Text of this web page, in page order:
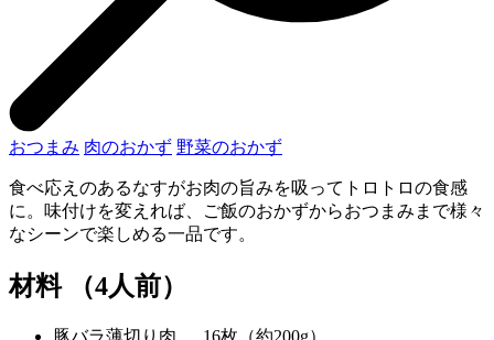
おつまみ 肉のおかず 野菜のおかず
食べ応えのあるなすがお肉の旨みを吸ってトロトロの食感
に。味付けを変えれば、ご飯のおかずからおつまみまで様々
なシーンで楽しめる一品です。
材料 （4人前）
豚バラ薄切り肉 … 16枚（約200g）